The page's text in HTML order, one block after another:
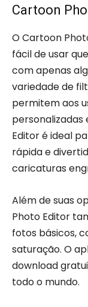
Cartoon
O Cartoon
fácil de usar
com apenas
variedade de
permitem aos
personalizadas
Editor é ideal
rápida e
caricaturas
Além de suas
Photo Editor
fotos básicos,
saturação. O
download
todo o mundo.